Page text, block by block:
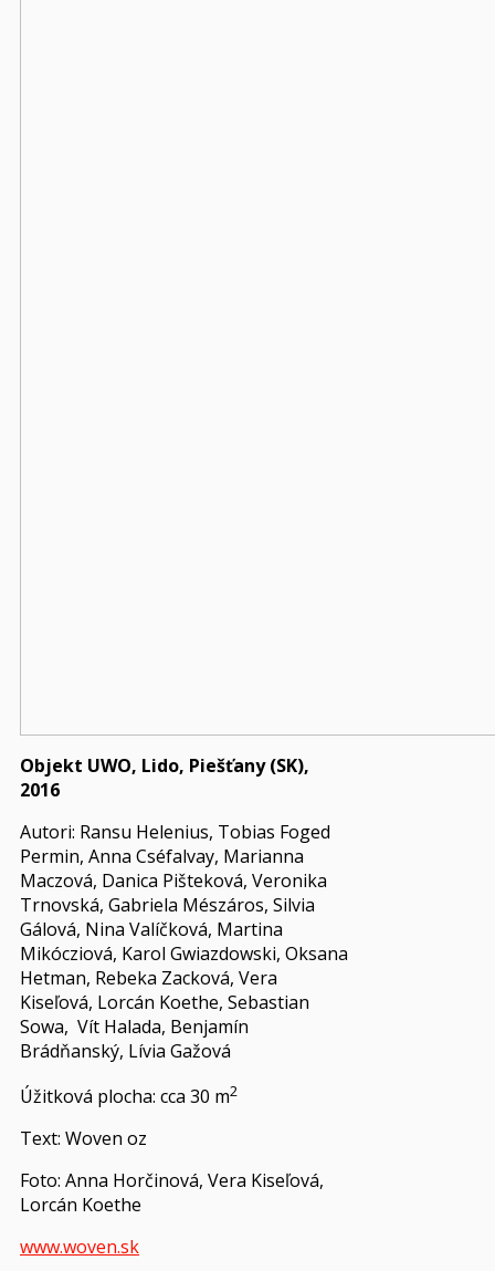
Objekt UWO, Lido, Piešťany (SK),
2016
Autori: Ransu Helenius, Tobias Foged
Permin, Anna Cséfalvay, Marianna
Maczová, Danica Pišteková, Veronika
Trnovská, Gabriela Mészáros, Silvia
Gálová, Nina Valíčková, Martina
Mikócziová, Karol Gwiazdowski, Oksana
Hetman, Rebeka Zacková, Vera
Kiseľová, Lorcán Koethe, Sebastian
Sowa, Vít Halada, Benjamín
Brádňanský, Lívia Gažová
Úžitková plocha: cca 30 m2
Text: Woven oz
Foto: Anna Horčinová, Vera Kiseľová,
Lorcán Koethe
www.woven.sk